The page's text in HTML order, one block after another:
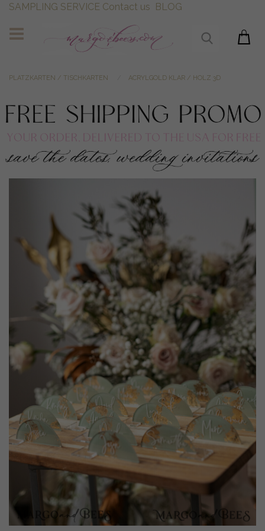
SAMPLING SERVICE Contact us BLOG
PLATZKARTEN / TISCHKARTEN ACRYLGOLD KLAR / HOLZ 3D